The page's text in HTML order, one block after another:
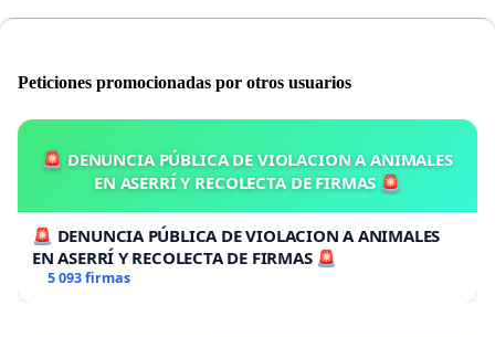
Peticiones promocionadas por otros usuarios
🚨 DENUNCIA PÚBLICA DE VIOLACION A ANIMALES
EN ASERRÍ Y RECOLECTA DE FIRMAS 🚨
🚨 DENUNCIA PÚBLICA DE VIOLACION A ANIMALES
EN ASERRÍ Y RECOLECTA DE FIRMAS 🚨
5 093 firmas